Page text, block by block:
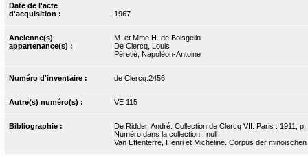
Date de l'acte
d'acquisition :
1967
Ancienne(s)
appartenance(s) :
M. et Mme H. de Boisgelin
De Clercq, Louis
Péretié, Napoléon-Antoine
Numéro d'inventaire : de Clercq.2456
Autre(s) numéro(s) : VE 115
Bibliographie :
De Ridder, André. Collection de Clercq VII. Paris : 1911, p.
Numéro dans la collection : null
Van Effenterre, Henri et Micheline. Corpus der